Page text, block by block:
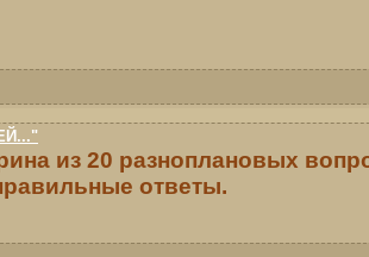
из 20 разноплановых
ответы.